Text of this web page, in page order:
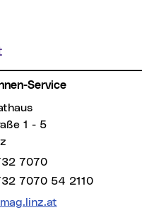
Informationen
Service
1 - 5
7070
7070 54 2110
Adresse: